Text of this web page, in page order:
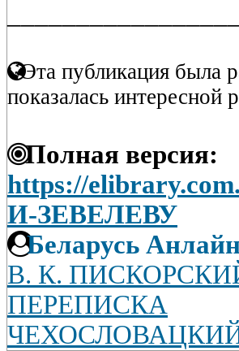
Эта публикация была
показалась интересной
Полная версия:
https://
И-ЗЕВЕЛЕВУ
Беларусь
В. К.
ПЕРЕПИСКА
ЧЕХОСЛОВАЦКИЙ